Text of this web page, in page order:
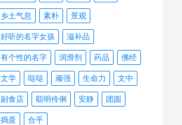
乡土气息 素朴 景观
好听的名字女孩 滋补品
有个性的名字 润滑剂 药品 佛经
文学 哒哒 顽强 生命力 文中
副食店 聪明伶俐 安静 团圆
捣蛋 合乎